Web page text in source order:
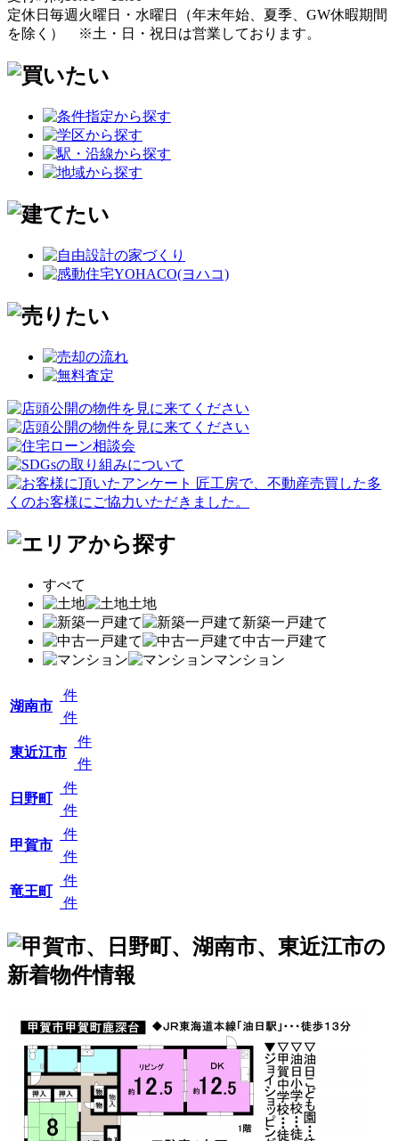
定休日 毎週火曜日・水曜日
（年末年始、夏季、GW休暇期間
を除く）
※土・日・祝日は営業しております。
すべて
土地
新築一戸建て
中古一戸建て
マンション
湖南市
件
件
東近江市
件
件
日野町
件
件
甲賀市
件
件
竜王町
件
件